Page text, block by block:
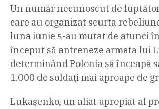
Un număr necunoscut de
care au organizat scurta
luna iunie s-au mutat de atunci
început să antreneze armata lui
determinând Polonia să înceapă
1.000 de soldați mai aproape de
Lukașenko, un aliat apropiat al